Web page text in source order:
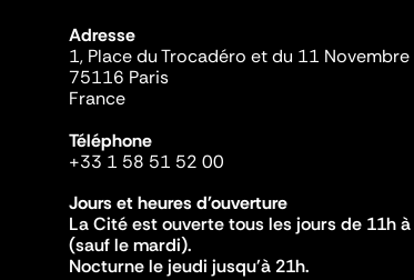
Adresse
1, Place du Trocadéro et du 11 Novembre
75116 Paris
France
Téléphone
+33 1 58 51 52 00
Jours et heures d'ouverture
La Cité est ouverte tous les jours de 11h
(sauf le mardi).
Nocturne le jeudi jusqu'à 21h.